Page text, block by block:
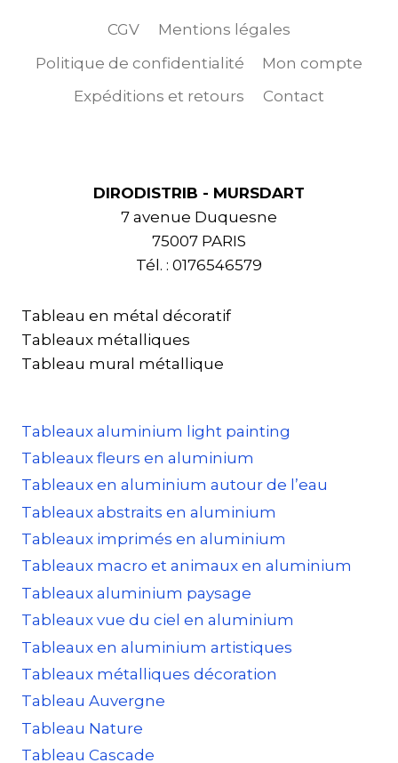
CGV
Mentions légales
Politique de confidentialité
Mon compte
Expéditions et retours
Contact
DIRODISTRIB - MURSDART
7 avenue Duquesne
75007 PARIS
Tél. : 0176546579
Tableau en métal décoratif
Tableaux métalliques
Tableau mural métallique
Tableaux aluminium light painting
Tableaux fleurs en aluminium
Tableaux en aluminium autour de l’eau
Tableaux abstraits en aluminium
Tableaux imprimés en aluminium
Tableaux macro et animaux en aluminium
Tableaux aluminium paysage
Tableaux vue du ciel en aluminium
Tableaux en aluminium artistiques
Tableaux métalliques décoration
Tableau Auvergne
Tableau Nature
Tableau Cascade